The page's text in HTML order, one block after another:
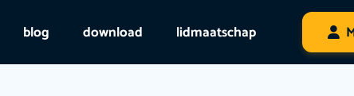
blog download lidmaatschap